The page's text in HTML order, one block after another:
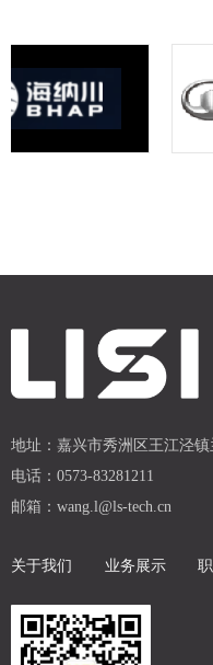
地址： 嘉兴市秀洲区王江泾镇
电话： 0573-83281211
邮箱： wang.l@ls-tech.cn
关于我们 业务展示